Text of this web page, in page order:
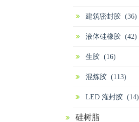
建筑密封胶 (36)
液体硅橡胶 (42)
生胶 (16)
混炼胶 (113)
LED 灌封胶 (14)
硅树脂